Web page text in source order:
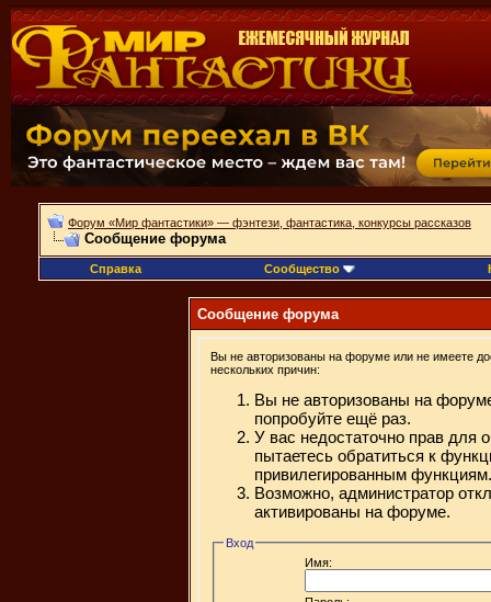
Форум «Мир фантастики» — фэнтези, фантастика, конкурсы рассказов
Сообщение форума
Справка Сообщество
Сообщение форума
Вы не авторизованы на форуме или не имеете
нескольких причин:
Вы не авторизованы на
попробуйте ещё раз.
У вас недостаточно прав для
пытаетесь обратиться к
привилегированным функциям.
Возможно, администратор
активированы на форуме.
Вход
Имя: